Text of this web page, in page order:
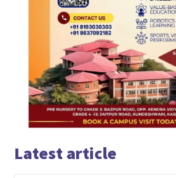
Latest article